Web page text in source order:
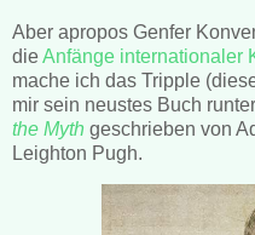
Aber apropos Genfer
dieAnfänge internationaler
mache ich das Tripple
mir sein neustes Buch
the Myth geschrieben von
Leighton Pugh.